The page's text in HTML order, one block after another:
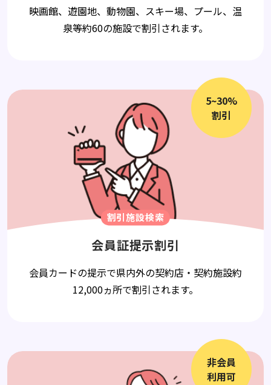
映画館、遊園地、動物園、スキー場、プール、温
泉等約60の施設で割引されます。
5~30%
割引
割引施設検索
会員証提示割引
会員カードの提示で県内外の契約店・契約施設約
12,000ヵ所で割引されます。
非会員
利用可